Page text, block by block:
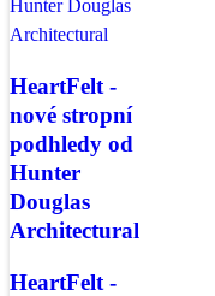
HeartFelt -
nové stropní
podhledy od
Hunter
Douglas
Architectural
HeartFelt -